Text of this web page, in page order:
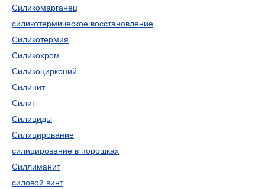
Силикомарганец
силикотермическое восстановление
Силикотермия
Силикохром
Силикоцирконий
Силинит
Силит
Силициды
Силицирование
силицирование в порошках
Силлиманит
силовой винт